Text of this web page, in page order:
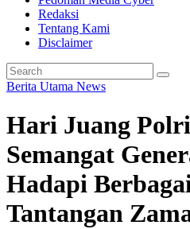
Redaksi
Tentang Kami
Disclaimer
Berita Utama News
Hari Juang
Semangat
Hadapi
Tantangan